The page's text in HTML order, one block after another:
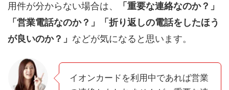
用件が分からない場合は、
「重要な連絡なのか？」
「営業電話なのか？」「折り返しの電話をしたほう
が良いのか？」 などが気になると思います。
イオンカードを利用中であれば営業